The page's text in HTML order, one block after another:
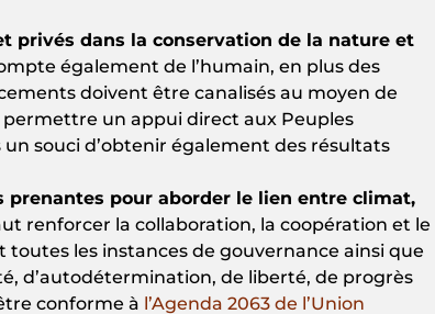
privés dans la conservation de la nature et
également de l’humain, en plus des
doivent être canalisés au moyen de
un appui direct aux Peuples
souci d’obtenir également des résultats
pour aborder le lien entre climat,
renforcer la collaboration, la coopération et le
les instances de gouvernance ainsi que
d’autodétermination, de liberté, de progrès
conforme à l’Agenda 2063 de l’Union